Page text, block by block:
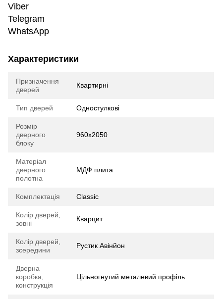
Viber
Telegram
WhatsApp
Характеристики
Призначення
дверей
Квартирні
Тип дверей Одностулкові
Розмір
дверного
блоку
960х2050
Матеріал
дверного
полотна
МДФ плита
Комплектація Classic
Колір дверей,
зовні
Кварцит
Колір дверей,
зсередини
Рустик Авінйон
Дверна
коробка,
конструкція
Цільногнутий металевий профіль